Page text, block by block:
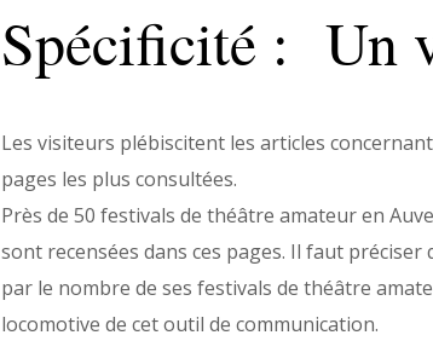
Spécificité : Un
Les visiteurs plébiscitent les articles
pages les plus consultées.
Près de 50 festivals de théâtre amateur en
sont recensées dans ces pages. Il faut
par le nombre de ses festivals de théâtre
locomotive de cet outil de communication.